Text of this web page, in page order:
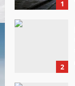
1
2